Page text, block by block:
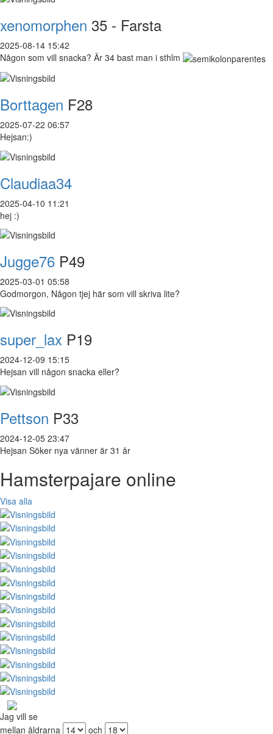
xenomorphen 35 - Farsta
2025-08-14 15:42
Någon som vill snacka? Är 34 bast man i sthlm
Borttagen F28
2025-07-22 06:57
Hejsan:)
Claudiaa34
2025-04-10 11:21
hej :)
Jugge76 P49
2025-03-01 05:58
Godmorgon, Någon tjej här som vill skriva lite?
super_lax P19
2024-12-09 15:15
Hejsan vill någon snacka eller?
Pettson P33
2024-12-05 23:47
Hejsan Söker nya vänner är 31 år
Hamsterpajare online
Visa alla
Jag vill se
mellan åldrarna
och